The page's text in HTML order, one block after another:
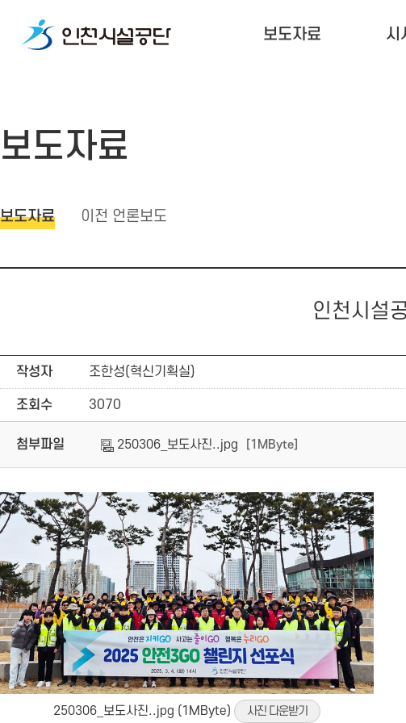
보도자료 시
보도자료
보도자료 이전 언론보도
인천시설
작성자 조한성(혁신기획실)
조회수 3070
첨부파일 250306_보도사진..jpg [1MByte]
250306_보도사진..jpg (1MByte) 사진 다운받기